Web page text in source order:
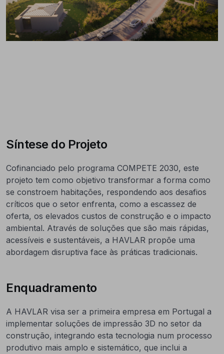
Síntese do Projeto
Cofinanciado pelo programa COMPETE 2030, este
projeto tem como objetivo transformar a forma como
se constroem habitações, respondendo aos desafios
críticos que o setor enfrenta, como a escassez de
oferta, os elevados custos de construção e o impacto
ambiental. Através de soluções que são mais rápidas,
acessíveis e sustentáveis, a HAVLAR propõe uma
abordagem disruptiva face às práticas tradicionais.
Enquadramento
A HAVLAR visa ser a primeira empresa em Portugal a
implementar soluções de impressão 3D no setor da
construção, integrando esta tecnologia num processo
produtivo mais amplo e sistemático, que inclui a